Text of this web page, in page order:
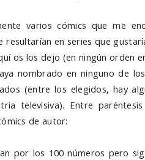
varios cómics que me
en series que
os los dejo (en ningún orden
nombrado en ninguno de
(entre los elegidos, hay
televisiva). Entre
de autor:
por los 100 números pero